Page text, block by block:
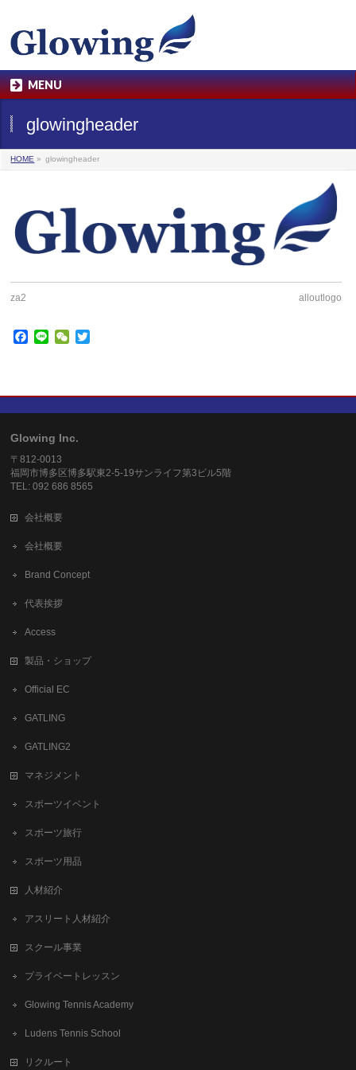
MENU
glowingheader
HOME » glowingheader
za2 alloutlogo
Facebook
Line WeChat
Glowing Inc.
〒812-0013
福岡市博多区博多駅東2-5-19サンライフ第3ビル5階
TEL: 092 686 8565
会社概要
会社概要
Brand Concept
代表挨拶
Access
製品・ショップ
Official EC
GATLING
GATLING2
マネジメント
スポーツイベント
スポーツ旅行
スポーツ用品
人材紹介
アスリート人材紹介
スクール事業
プライベートレッスン
Glowing Tennis Academy
Ludens Tennis School
リクルート